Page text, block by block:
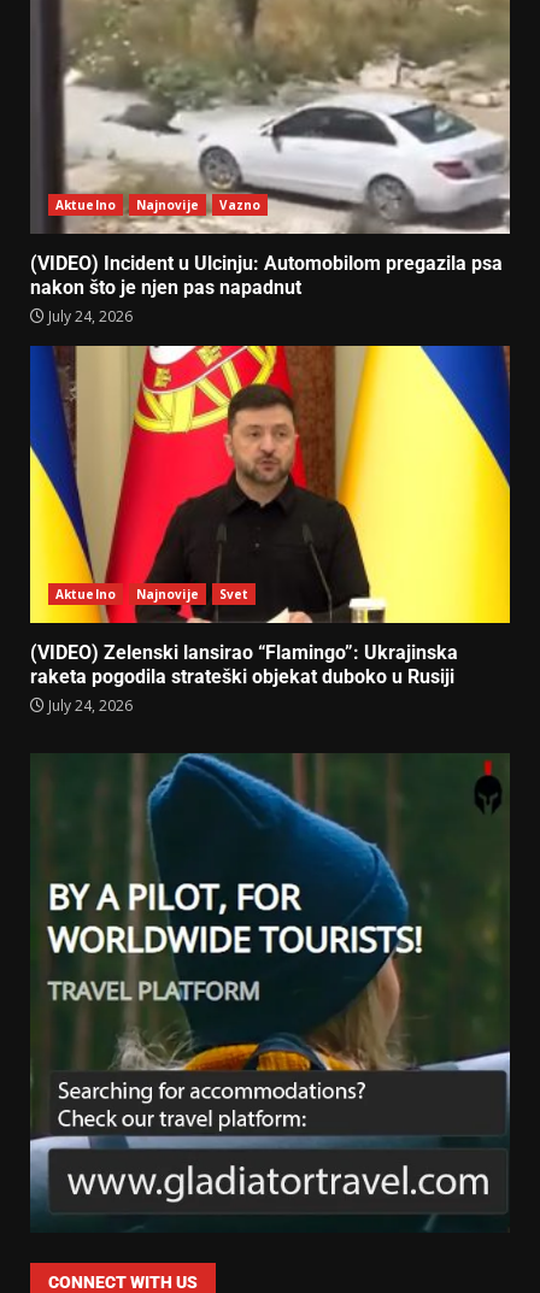
Aktuelno Najnovije Vazno
(VIDEO) Incident u Ulcinju: Automobilom pregazila psa
nakon što je njen pas napadnut
July 24, 2026
Aktuelno Najnovije Svet
(VIDEO) Zelenski lansirao “Flamingo”: Ukrajinska
raketa pogodila strateški objekat duboko u Rusiji
July 24, 2026
CONNECT WITH US